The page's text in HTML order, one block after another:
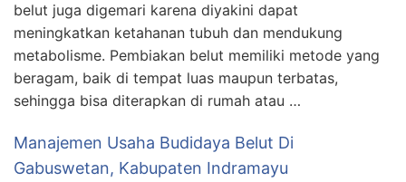
belut juga digemari karena diyakini dapat
meningkatkan ketahanan tubuh dan mendukung
metabolisme. Pembiakan belut memiliki metode yang
beragam, baik di tempat luas maupun terbatas,
sehingga bisa diterapkan di rumah atau …
Manajemen Usaha Budidaya Belut Di
Gabuswetan, Kabupaten Indramayu